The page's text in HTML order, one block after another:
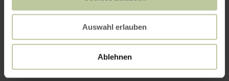
Auswahl erlauben
Ablehnen
Galerie öffnen
Kontakt